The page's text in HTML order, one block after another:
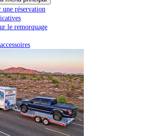
une réservation
le remorquage